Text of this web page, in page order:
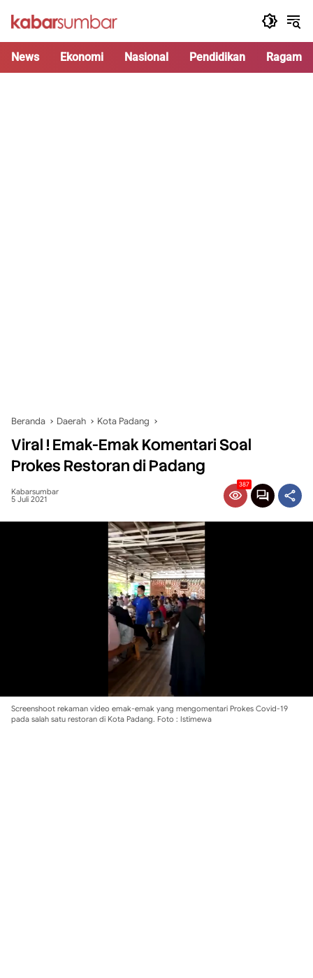
News Ekonomi Nasional Pendidikan Ragam
Beranda Daerah Kota Padang
Viral ! Emak-Emak Komentari Soal
Prokes Restoran di Padang
Kabarsumbar
5 Juli 2021
387
Screenshoot rekaman video emak-emak yang mengomentari Prokes Covid-19
pada salah satu restoran di Kota Padang. Foto : Istimewa